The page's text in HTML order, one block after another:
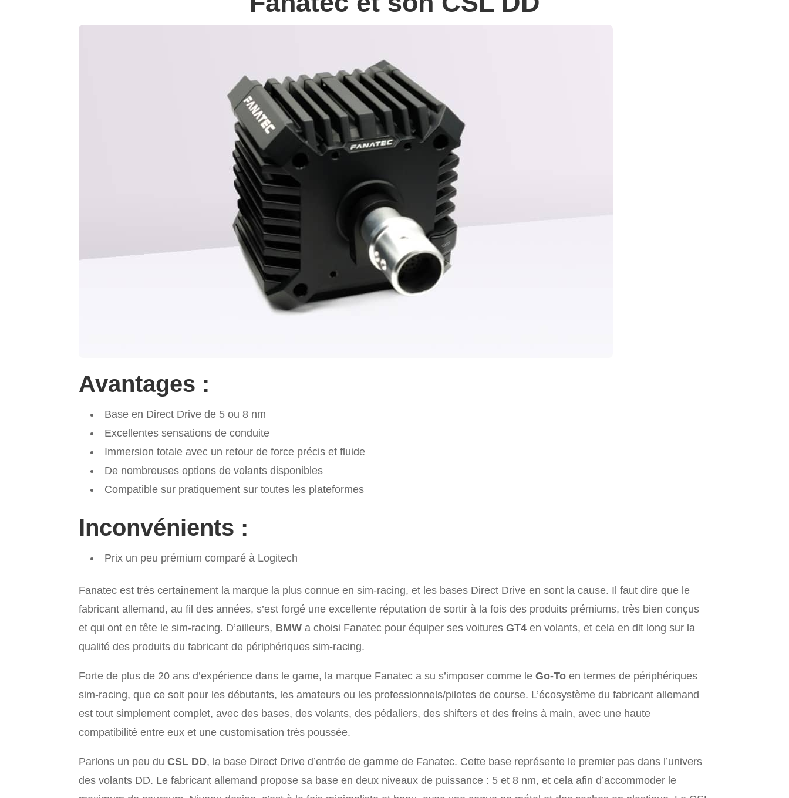
Avantages :
Base en Direct Drive de 5 ou 8 nm
Excellentes sensations de conduite
Immersion totale avec un retour de force précis et fluide
De nombreuses options de volants disponibles
Compatible sur pratiquement sur toutes les plateformes
Inconvénients :
Prix un peu prémium comparé à Logitech
Fanatec est très certainement la marque la plus connue en sim-racing, et les bases Direct Drive en sont la cause. Il faut dire que le
fabricant allemand, au fil des années, s’est forgé une excellente réputation de sortir à la fois des produits prémiums, très bien conçus
et qui ont en tête le sim-racing. D’ailleurs, BMW a choisi Fanatec pour équiper ses voituresGT4 en volants, et cela en dit long sur la
qualité des produits du fabricant de périphériques sim-racing.
Forte de plus de 20 ans d’expérience dans le game, la marque Fanatec a su s’imposer comme leGo-Toen termes de périphériques
sim-racing, que ce soit pour les débutants, les amateurs ou les professionnels/pilotes de course. L’écosystème du fabricant allemand
est tout simplement complet, avec des bases, des volants, des pédaliers, des shifters et des freins à main, avec une haute
compatibilité entre eux et une customisation très poussée.
Parlons un peu duCSL DD, la base Direct Drive d’entrée de gamme de Fanatec. Cette base représente le premier pas dans l’univers
des volants DD. Le fabricant allemand propose sa base en deux niveaux de puissance : 5 et 8 nm, et cela afin d’accommoder le